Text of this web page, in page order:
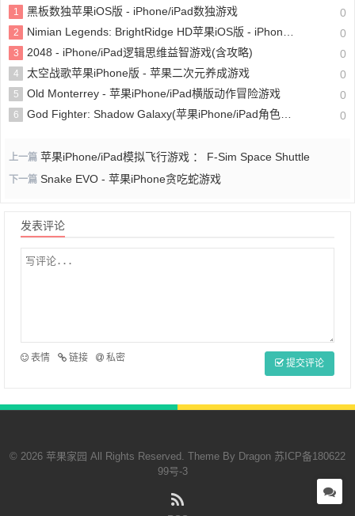
1 黑板数独苹果iOS版 - iPhone/iPad数独游戏 0
2 Nimian Legends: BrightRidge HD苹果iOS版 - iPhone/iPad开放的游戏探索冒险游戏 0
3 2048 - iPhone/iPad逻辑思维益智游戏(含攻略) 0
4 太空战歌苹果iPhone版 - 苹果二次元养成游戏 0
5 Old Monterrey - 苹果iPhone/iPad横版动作冒险游戏 0
6 God Fighter: Shadow Galaxy(苹果iPhone/iPad角色扮演动作游戏) 0
上一篇 苹果iPhone/iPad模拟飞行游戏 ： F-Sim Space Shuttle
下一篇 Snake EVO - 苹果iPhone贪吃蛇游戏
发表评论
表情 链接 私密 提交评论
© 2026 苹果家园 All Rights Reserved. Theme By Dragon 苏ICP备180622
99号-3